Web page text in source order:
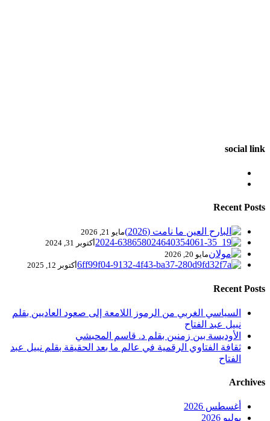
social link
Recent Posts
مايو 21, 2026
أكتوبر 31, 2024
مايو 20, 2026
أكتوبر 12, 2025
Recent Posts
السياسي الغربي من الرموز اللامعة إلى صعود العاديين بقلم
نبيل عبد الفتاح
الأوديسة بين زمنين بقلم د. قاسم المحبشي
ثقافة الفتاوي الرقمية في عالم ما بعد الحقيقة بقلم نبيل عبد
الفتاح
Archives
أغسطس 2026
يوليو 2026